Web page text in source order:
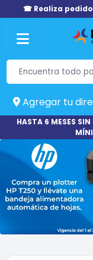
☎ Realiza
Agregar tu
HASTA 6 MESES